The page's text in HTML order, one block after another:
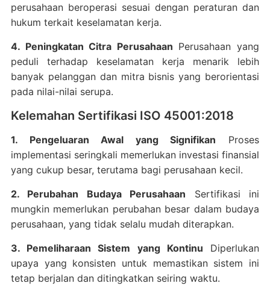
perusahaan beroperasi sesuai dengan peraturan dan
hukum terkait keselamatan kerja.
4. Peningkatan Citra Perusahaan Perusahaan yang
peduli terhadap keselamatan kerja menarik lebih
banyak pelanggan dan mitra bisnis yang berorientasi
pada nilai-nilai serupa.
Kelemahan Sertifikasi ISO 45001:2018
1. Pengeluaran Awal yang Signifikan Proses
implementasi seringkali memerlukan investasi finansial
yang cukup besar, terutama bagi perusahaan kecil.
2. Perubahan Budaya Perusahaan Sertifikasi ini
mungkin memerlukan perubahan besar dalam budaya
perusahaan, yang tidak selalu mudah diterapkan.
3. Pemeliharaan Sistem yang Kontinu Diperlukan
upaya yang konsisten untuk memastikan sistem ini
tetap berjalan dan ditingkatkan seiring waktu.